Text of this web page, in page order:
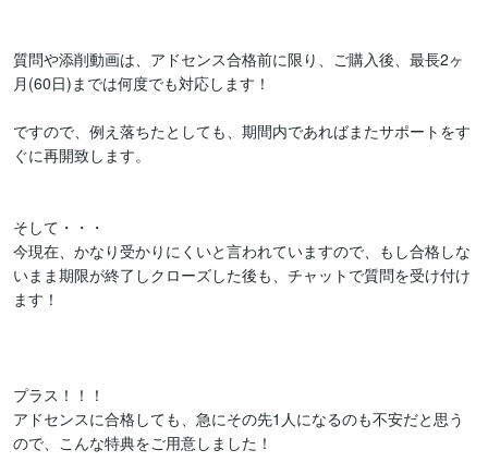
質問や添削動画は、アドセンス合格前に限り、ご購入後、最長2ヶ
月(60日)までは何度でも対応します！
ですので、例え落ちたとしても、期間内であればまたサポートをす
ぐに再開致します。
そして・・・
今現在、かなり受かりにくいと言われていますので、もし合格しな
いまま期限が終了しクローズした後も、チャットで質問を受け付け
ます！
プラス！！！
アドセンスに合格しても、急にその先1人になるのも不安だと思う
ので、こんな特典をご用意しました！